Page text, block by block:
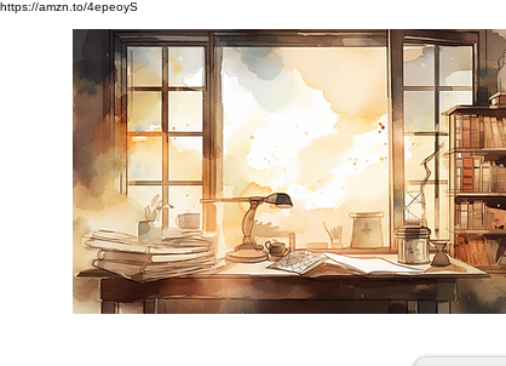
https://amzn.to/4epeoyS